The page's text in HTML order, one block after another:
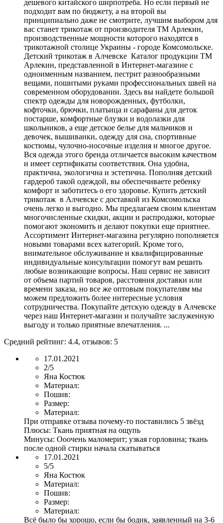
дешевого китайского ширпотреба. Но если первый не
подходит вам по бюджету, а на второй вы
принципиально даже не смотрите, лучшим выбором для
вас станет трикотаж от производителя ТМ Арлекин,
производственные мощности которого находятся в
трикотажной столице Украины - городе Комсомольске.
Детский трикотаж в Алчевске Каталог продукции ТМ
Арлекин, представленной в Интернет-магазине с
одноименным названием, пестрит разнообразными
вещами, пошитыми руками профессиональных швей на
современном оборудовании. Здесь вы найдете большой
спектр одежды для новорожденных, футболки,
кофточки, брючки, платьица и сарафаны для деток
постарше, комфортные блузки и водолазки для
школьников, а еще детское белье для мальчиков и
девочек, вышиванки, одежду для сна, спортивные
костюмы, чулочно-носочные изделия и многое другое.
Вся одежда этого бренда отличается высоким качеством
и имеет сертификаты соответствия. Она удобна,
практична, экологична и эстетична. Пополняя детский
гардероб такой одеждой, вы обеспечиваете ребенку
комфорт и заботитесь о его здоровье. Купить детский
трикотаж в Алчевске с доставкой из Комсомольска
очень легко и выгодно. Мы предлагаем своим клиентам
многочисленные скидки, акции и распродажи, которые
помогают экономить и делают покупки еще приятнее.
Ассортимент Интернет-магазина регулярно пополняется
новыми товарами всех категорий. Кроме того,
внимательное обслуживание и квалифицированные
индивидуальные консультации помогут вам решить
любые возникающие вопросы. Наш сервис не зависит
от объема партий товаров, расстояния доставки или
времени заказа, но все же оптовым покупателям мы
можем предложить более интересные условия
сотрудничества. Покупайте детскую одежду в Алчевске
через наш Интернет-магазин и получайте заслуженную
выгоду и только приятные впечатления. ...
Средний рейтинг: 4.4, отзывов: 5
17.01.2021
2/5
Яна Костюк
Материал:
Пошив:
Размер:
Материал:
При отправке отзыва почему-то поставились 5 звёзд
Плюсы: Ткань приятная на ощупь
Минусы: Ооочень маломерит; узкая горловина; ткань
после одной стирки начала скатываться
17.01.2021
5/5
Яна Костюк
Материал:
Пошив:
Размер:
Материал:
Всё было бы хорошо, если бы бодик, заявленный на 3-6